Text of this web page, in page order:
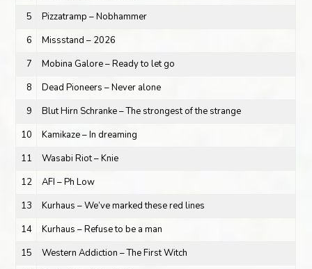
5
Pizzatramp – Nobhammer
6
Missstand – 2026
7
Mobina Galore – Ready to let go
8
Dead Pioneers – Never alone
9
Blut Hirn Schranke – The strongest of the strange
10
Kamikaze – In dreaming
11
Wasabi Riot – Knie
12
AFI – Ph Low
13
Kurhaus – We’ve marked these red lines
14
Kurhaus – Refuse to be a man
15
Western Addiction – The First Witch